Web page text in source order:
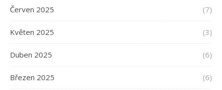
Červen 2025 (7)
Květen 2025 (3)
Duben 2025 (6)
Březen 2025 (6)